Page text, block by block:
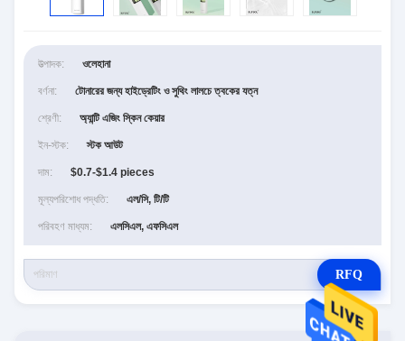
উত্পাদক: ওলেহানা
বর্ণনা: টোনারের জন্য হাইড্রেটিং ও সুথিং লালচে ত্বকের যত্ন
শ্রেণী: অ্যান্টি এজিং স্কিন কেয়ার
ইন-স্টক: স্টক আউট
দাম: $0.7-$1.4 pieces
মূল্যপরিশোধ পদ্ধতি: এল/সি, টি/টি
পরিবহণ মাধ্যম: এলসিএল, এফসিএল
RFQ